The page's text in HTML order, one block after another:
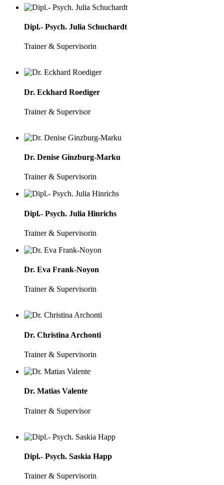
Dipl.- Psych. Julia Schuchardt
Trainer & Supervisorin
Dr. Eckhard Roediger
Trainer & Supervisor
Dr. Denise Ginzburg-Marku
Trainer & Supervisorin
Dipl.- Psych. Julia Hinrichs
Trainer & Supervisorin
Dr. Eva Frank-Noyon
Trainer & Supervisorin
Dr. Christina Archonti
Trainer & Supervisorin
Dr. Matias Valente
Trainer & Supervisor
Dipl.- Psych. Saskia Happ
Trainer & Supervisorin